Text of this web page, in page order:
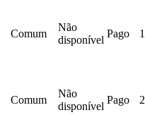
Comum
Não
disponível
Pago
Comum
Não
disponível
Pago